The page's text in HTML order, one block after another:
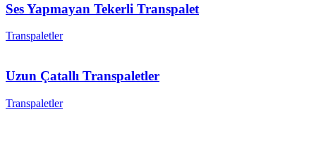
Ses Yapmayan Tekerli Transpalet
Transpaletler
Uzun Çatallı Transpaletler
Transpaletler